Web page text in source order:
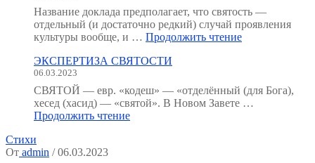
как
мы
Название доклада предполагает, что святость —
отдельный (и достаточно редкий) случай проявления
культуры вообще, и … Продолжить чтение"Святость
культуры"
ЭКСПЕРТИЗА СВЯТОСТИ
06.03.2023
СВЯТОЙ — евр. «кодеш» — «отделённый (для Бога),
хесед (хасид) — «святой». В Новом Завете …
Продолжить чтение"ЭКСПЕРТИЗА
Стихи
От admin / 06.03.2023